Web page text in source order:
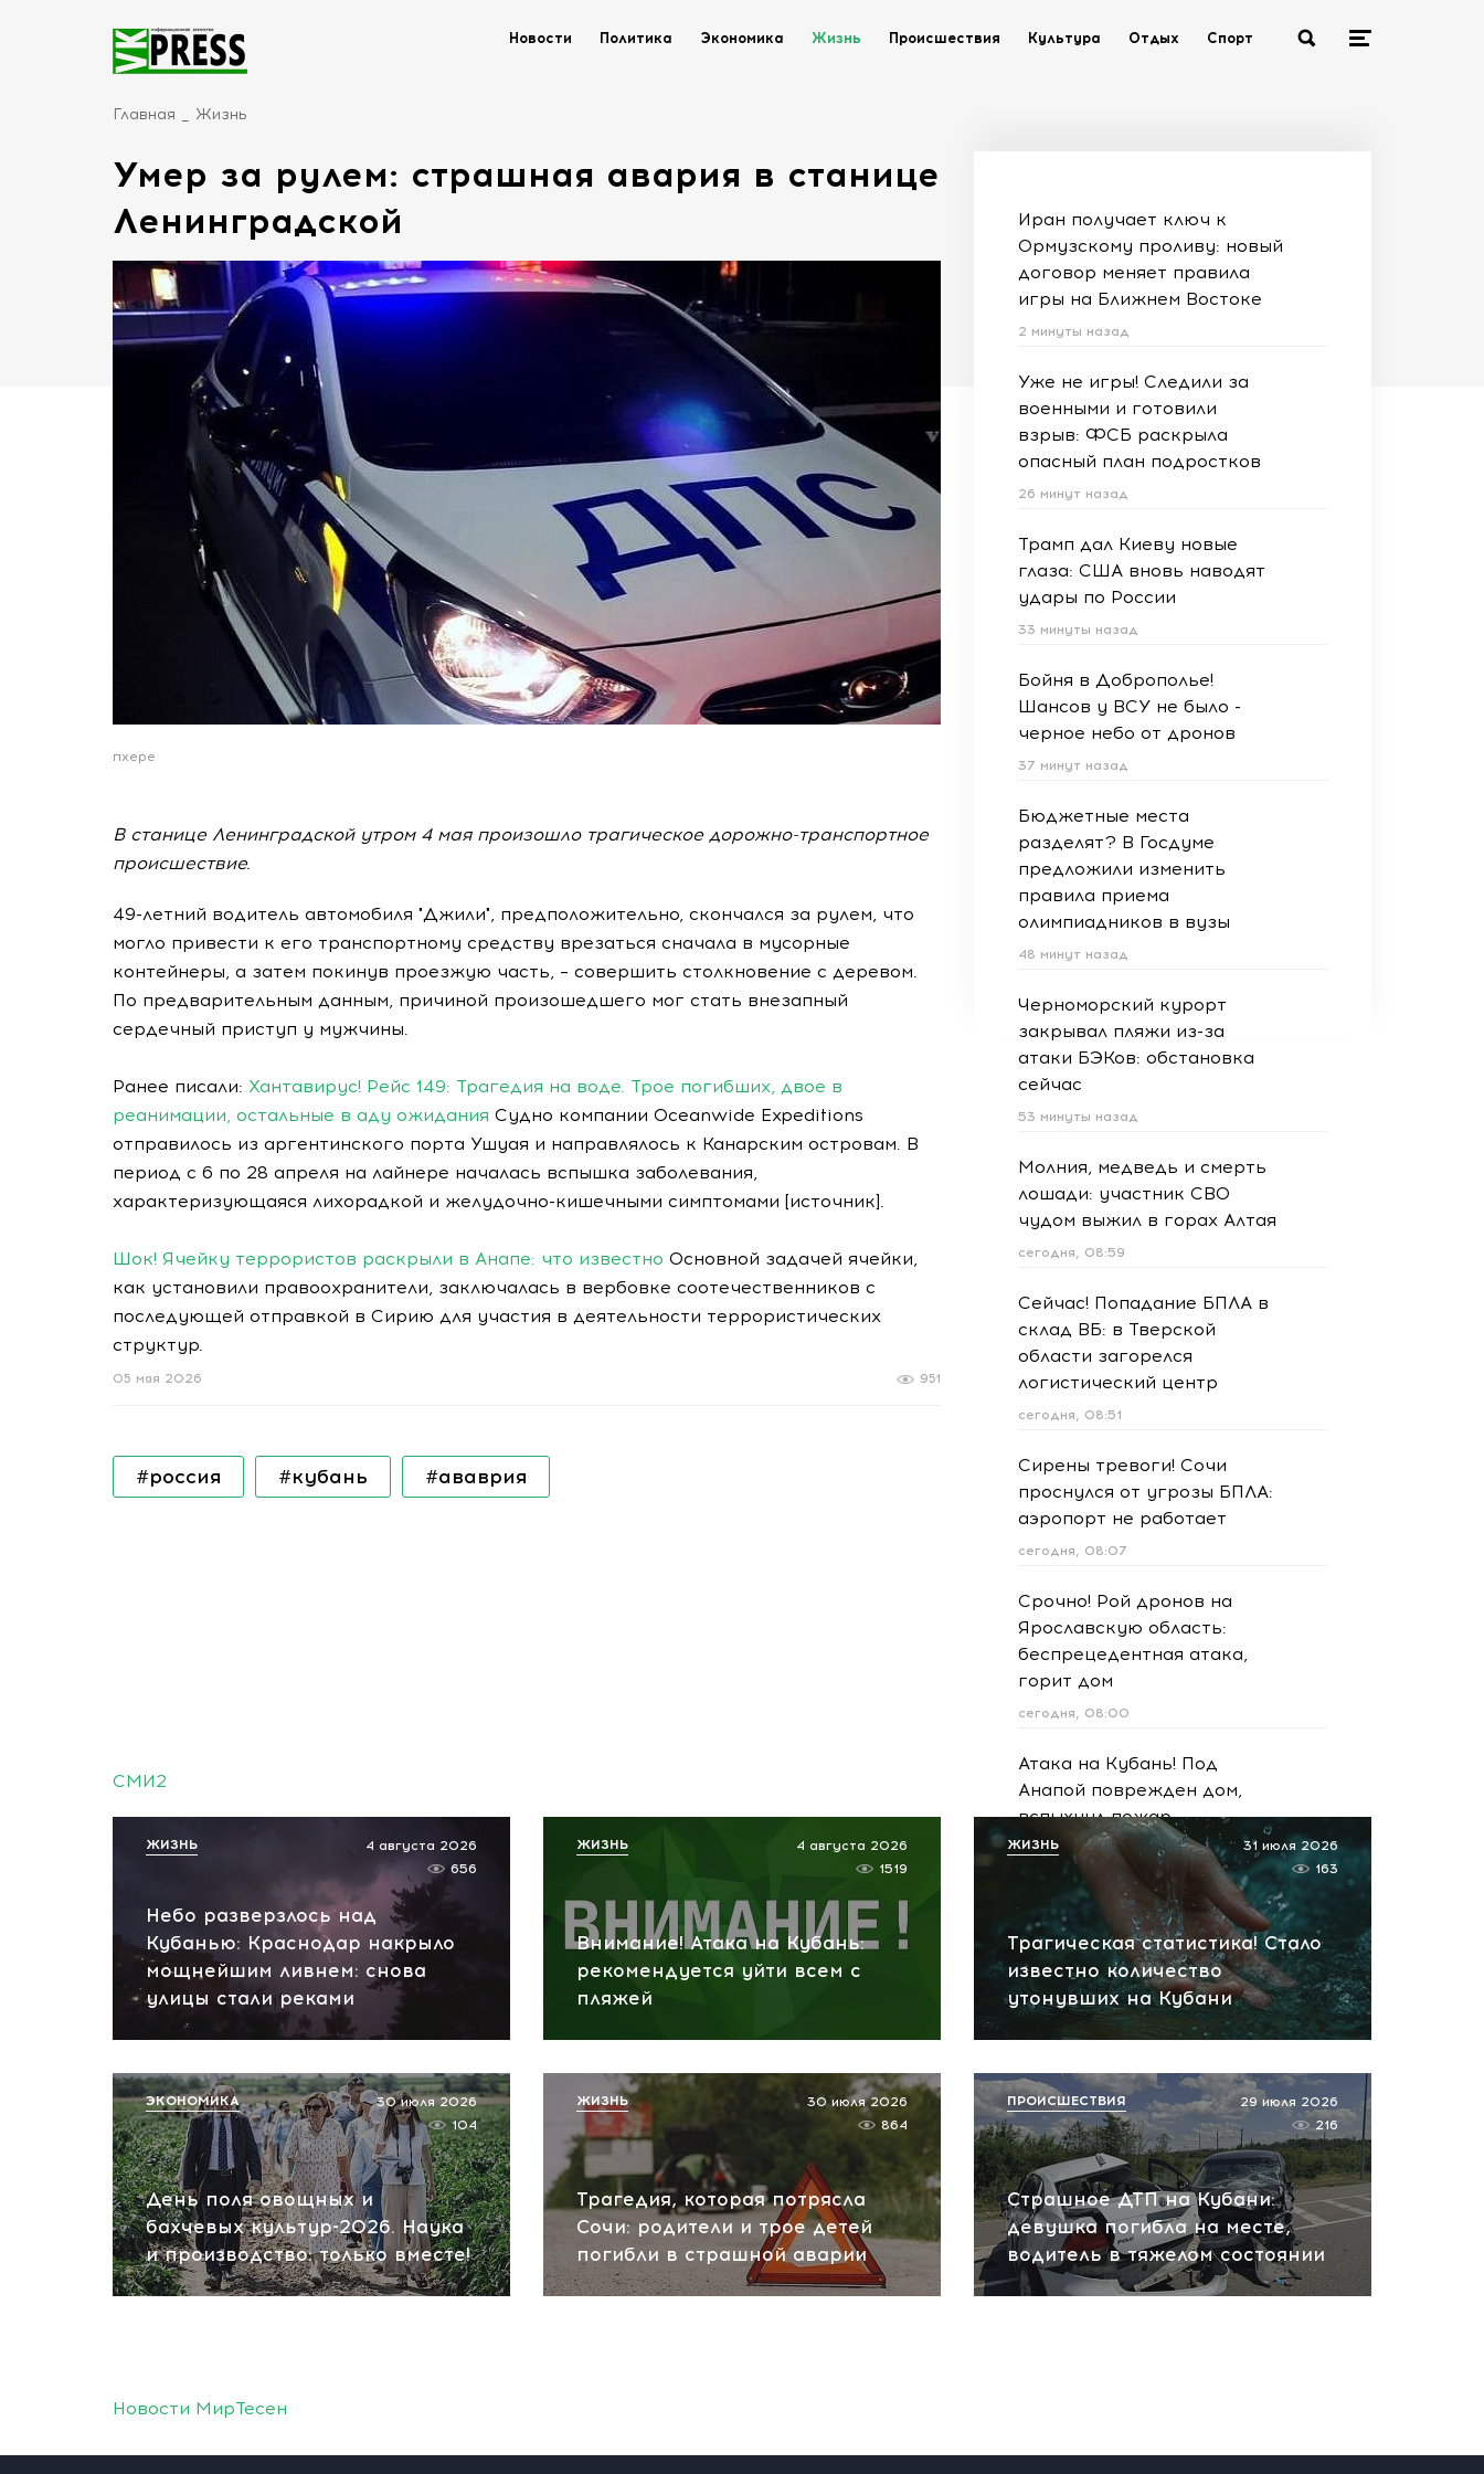
Новости Политика Экономика Жизнь Происшествия Культура Отдых Спорт
Главная Жизнь
Умер за рулем: страшная авария в станице
Ленинградской
пхере
В станице Ленинградской утром 4 мая произошло трагическое дорожно-транспортное
происшествие.
49-летний водитель автомобиля "Джили", предположительно, скончался за рулем, что
могло привести к его транспортному средству врезаться сначала в мусорные
контейнеры, а затем покинув проезжую часть, – совершить столкновение с деревом.
По предварительным данным, причиной произошедшего мог стать внезапный
сердечный приступ у мужчины.
Ранее писали: Хантавирус! Рейс 149: Трагедия на воде. Трое погибших, двое в
реанимации, остальные в аду ожидания Судно компании Oceanwide Expeditions
отправилось из аргентинского порта Ушуая и направлялось к Канарским островам. В
период с 6 по 28 апреля на лайнере началась вспышка заболевания,
характеризующаяся лихорадкой и желудочно-кишечными симптомами [источник].
Шок! Ячейку террористов раскрыли в Анапе: что известно Основной задачей ячейки,
как установили правоохранители, заключалась в вербовке соотечественников с
последующей отправкой в Сирию для участия в деятельности террористических
структур.
951
05 мая 2026
#россия #кубань #ававрия
Иран получает ключ к
Ормузскому проливу: новый
договор меняет правила
игры на Ближнем Востоке
2 минуты назад
Уже не игры! Следили за
военными и готовили
взрыв: ФСБ раскрыла
опасный план подростков
26 минут назад
Трамп дал Киеву новые
глаза: США вновь наводят
удары по России
33 минуты назад
Бойня в Доброполье!
Шансов у ВСУ не было -
черное небо от дронов
37 минут назад
Бюджетные места
разделят? В Госдуме
предложили изменить
правила приема
олимпиадников в вузы
48 минут назад
Черноморский курорт
закрывал пляжи из-за
атаки БЭКов: обстановка
сейчас
53 минуты назад
Молния, медведь и смерть
лошади: участник СВО
чудом выжил в горах Алтая
сегодня, 08:59
Сейчас! Попадание БПЛА в
склад ВБ: в Тверской
области загорелся
логистический центр
сегодня, 08:51
Сирены тревоги! Сочи
проснулся от угрозы БПЛА:
аэропорт не работает
сегодня, 08:07
Срочно! Рой дронов на
Ярославскую область:
беспрецедентная атака,
горит дом
сегодня, 08:00
Атака на Кубань! Под
Анапой поврежден дом,
вспыхнул пожар
сегодня, 07:54
Скандал перед премьерой:
россияне обрушили
рейтинг «Колобка»
вчера, 20:53
СМИ2
Небо разверзлось над
Кубанью: Краснодар накрыло
мощнейшим ливнем: снова
улицы стали реками
4 августа 2026
656
ЖИЗНЬ
Внимание! Атака на Кубань:
рекомендуется уйти всем с
пляжей
4 августа 2026
1519
ЖИЗНЬ
Трагическая статистика! Стало
известно количество
утонувших на Кубани
31 июля 2026
163
ЖИЗНЬ
День поля овощных и
бахчевых культур-2026. Наука
и производство: только вместе!
30 июля 2026
104
ЭКОНОМИКА
Трагедия, которая потрясла
Сочи: родители и трое детей
погибли в страшной аварии
30 июля 2026
864
ЖИЗНЬ
Страшное ДТП на Кубани:
девушка погибла на месте,
водитель в тяжелом состоянии
29 июля 2026
216
ПРОИСШЕСТВИЯ
Новости МирТесен